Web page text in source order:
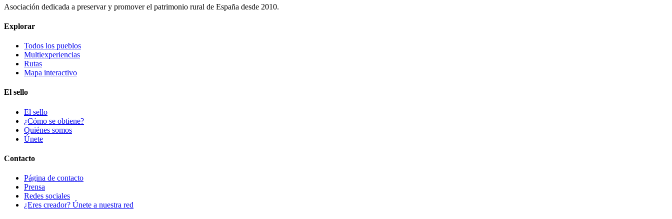
Asociación dedicada a preservar y promover el patrimonio rural de España desde 2010.
Explorar
Todos los pueblos
Multiexperiencias
Rutas
Mapa interactivo
El sello
El sello
¿Cómo se obtiene?
Quiénes somos
Únete
Contacto
Página de contacto
Prensa
Redes sociales
¿Eres creador? Únete a nuestra red